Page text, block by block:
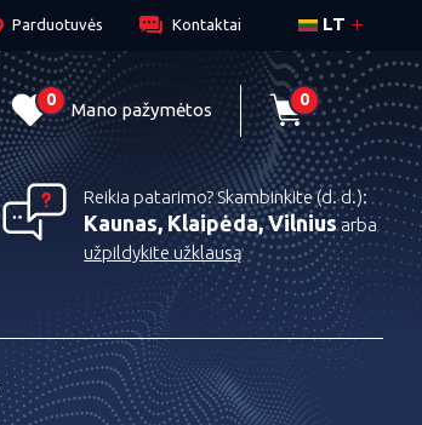
LT
Parduotuvės Kontaktai
0 Mano pažymėtos 0
Reikia patarimo? Skambinkite (d. d.):
Kaunas, Klaipėda, Vilniusarba
užpildykite užklausą